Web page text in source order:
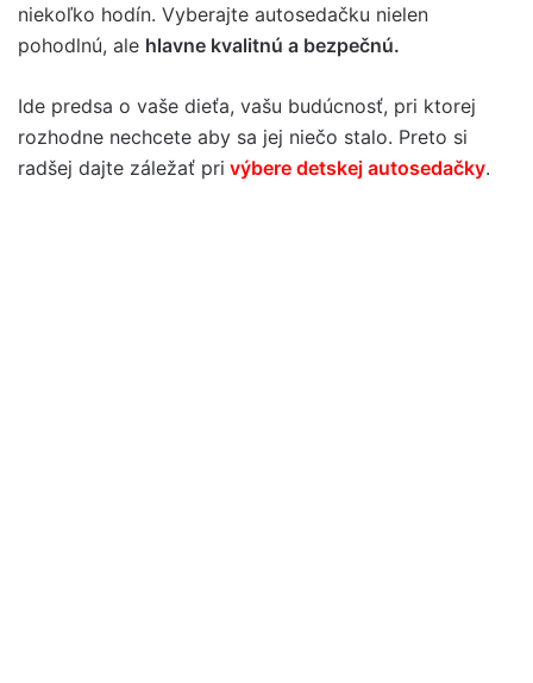
niekoľko hodín. Vyberajte autosedačku nielen
pohodlnú, ale hlavne kvalitnú a bezpečnú.
Ide predsa o vaše dieťa, vašu budúcnosť, pri ktorej
rozhodne nechcete aby sa jej niečo stalo. Preto si
radšej dajte záležať pri výbere detskej autosedačky.